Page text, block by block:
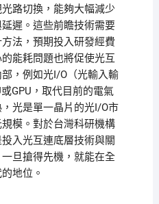
路切換，能夠大幅減少
遲。這些前瞻技術需要
法，預期投入研發經費
能耗問題也將促使光互
，例如光I/O（光輸入輸
GPU，取代目前的電氣
光是單一晶片的光I/O市
模。對於台灣科研機構
入光互連底層技術與關
旦搶得先機，就能在全
地位。